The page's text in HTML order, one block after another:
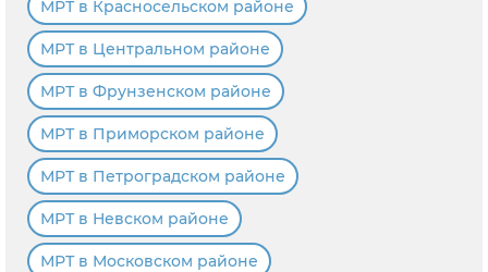
МРТ в Красносельском районе
МРТ в Центральном районе
МРТ в Фрунзенском районе
МРТ в Приморском районе
МРТ в Петроградском районе
МРТ в Невском районе
МРТ в Московском районе